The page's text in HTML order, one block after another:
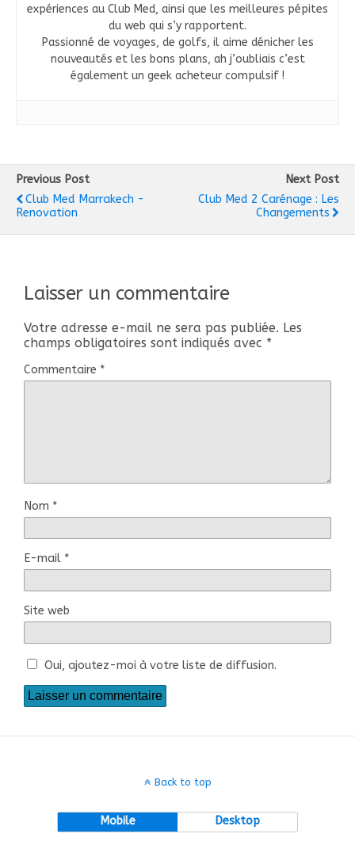
expériences au Club Med, ainsi que les meilleures pépites
du web qui s’y rapportent.
Passionné de voyages, de golfs, il aime dénicher les
nouveautés et les bons plans, ah j’oubliais c’est
également un geek acheteur compulsif !
Previous Post
Club Med Marrakech -
Renovation
Next Post
Club Med 2 Carénage : Les
Changements
Laisser un commentaire
Votre adresse e-mail ne sera pas publiée. Les
champs obligatoires sont indiqués avec *
Commentaire *
Nom *
E-mail *
Site web
Oui, ajoutez-moi à votre liste de diffusion.
Back to top
Mobile Desktop